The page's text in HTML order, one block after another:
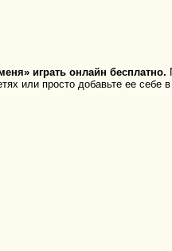
играть онлайн бесплатно.
или просто добавьте ее себе в